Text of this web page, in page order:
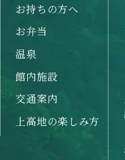
お持ちの方へ
お弁当
温泉
館内施設
交通案内
上高地の楽しみ方